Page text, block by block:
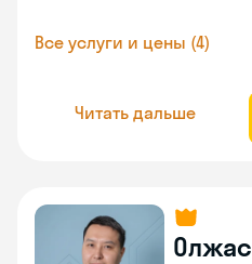
Все услуги и цены (4)
Читать дальше
Олжас